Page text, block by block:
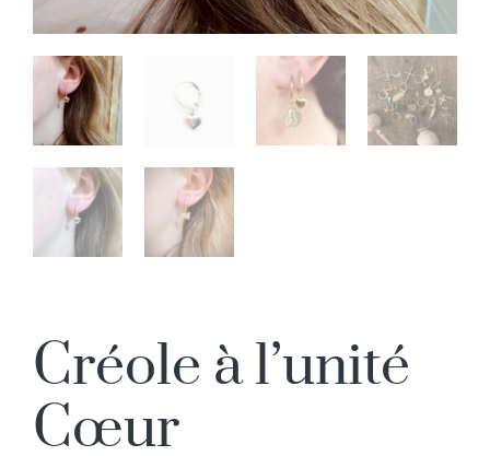
Créole à l’unité
Cœur